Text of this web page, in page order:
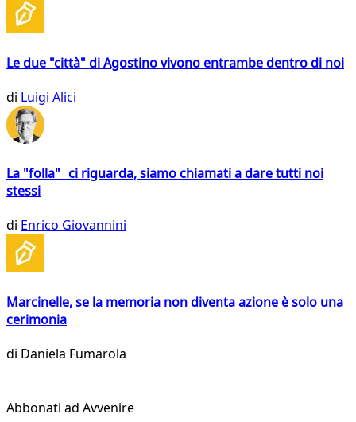
Le due "città" di Agostino vivono entrambe dentro di noi
di Luigi Alici
La "folla" ci riguarda, siamo chiamati a dare tutti noi
stessi
di Enrico Giovannini
Marcinelle, se la memoria non diventa azione è solo una
cerimonia
di Daniela Fumarola
Abbonati ad Avvenire